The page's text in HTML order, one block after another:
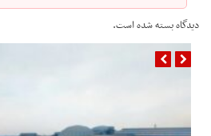
دیدگاه بسته شده است.